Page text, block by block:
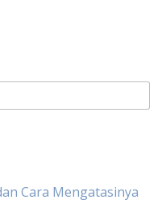
Cara Mengatasinya